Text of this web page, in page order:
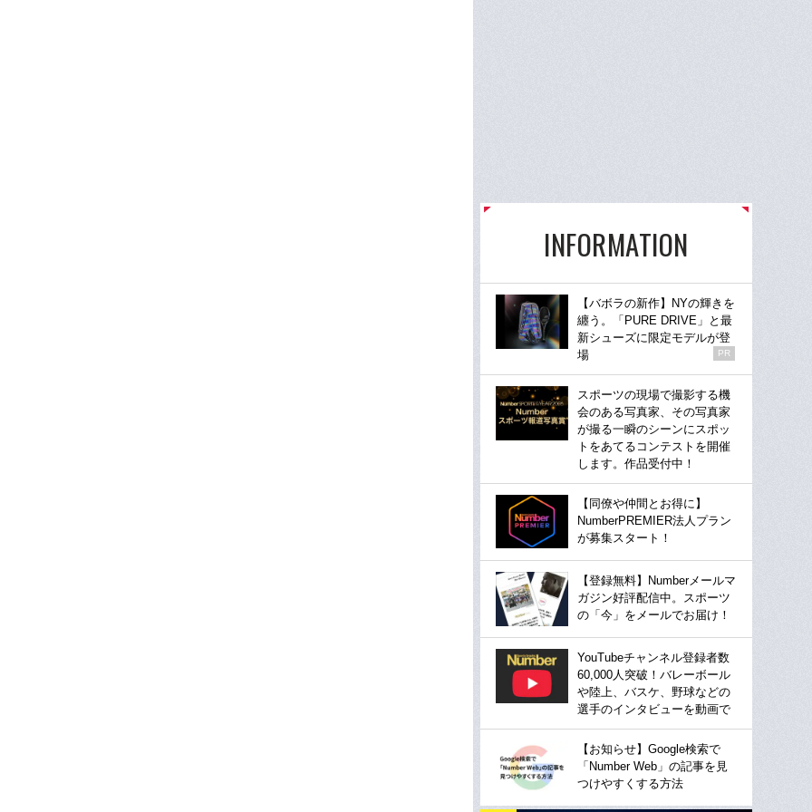
INFORMATION
【バボラの新作】NYの輝きを
纏う。「PURE DRIVE」と最
新シューズに限定モデルが登
場
PR
スポーツの現場で撮影する機
会のある写真家、その写真家
が撮る一瞬のシーンにスポッ
トをあてるコンテストを開催
します。作品受付中！
【同僚や仲間とお得に】
NumberPREMIER法人プラン
が募集スタート！
【登録無料】Numberメールマ
ガジン好評配信中。スポーツ
の「今」をメールでお届け！
YouTubeチャンネル登録者数
60,000人突破！バレーボール
や陸上、バスケ、野球などの
選手のインタビューを動画で
【お知らせ】Google検索で
「Number Web」の記事を見
つけやすくする方法